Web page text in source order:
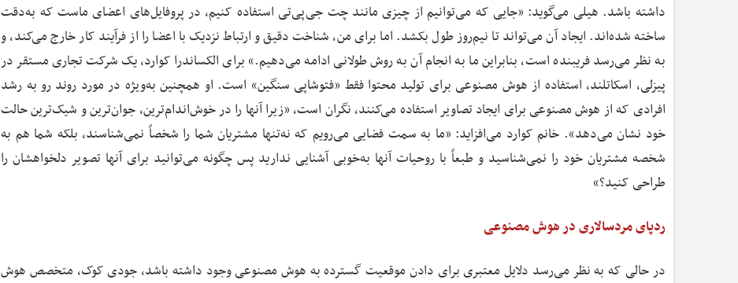
داشته باشد. هیلی می‌گوید: «جایی که می‌توانیم از چیزی مانند چت جی‌پی‌تی استفاده کنیم، در پروفایل‌های اعضای ماست که به‌دقت
ساخته شده‌اند. ایجاد آن می‌تواند تا نیم‌روز طول بکشد. اما برای من، شناخت دقیق و ارتباط نزدیک با اعضا را از فرآیند کار خارج می‌کند، و
به نظر می‌رسد فریبنده است، بنابراین ما به انجام آن به روش طولانی ادامه می‌دهیم.» برای الکساندرا کوارد، یک شرکت تجاری مستقر در
پیزلی، اسکاتلند، استفاده از هوش مصنوعی برای تولید محتوا فقط «فتوشاپی سنگین» است. او همچنین به‌ویژه در مورد روند رو به رشد
افرادی که از هوش مصنوعی برای ایجاد تصاویر استفاده می‌کنند، نگران است، «زیرا آنها را در خوش‌اندام‌ترین، جوان‌ترین و شیک‌ترین حالت
خود نشان می‌دهد». خانم کوارد می‌افزاید: «ما به سمت فضایی می‌رویم که نه‌تنها مشتریان شما را شخصاً نمی‌شناسند، بلکه شما هم به
شخصه مشتریان خود را نمی‌شناسید و طبعاً با روحیات آنها به‌خوبی آشنایی ندارید پس چگونه می‌توانید برای آنها تصویر دلخواهشان را
طراحی کنید؟»
ردپای مردسالاری در هوش مصنوعی
در حالی که به نظر می‌رسد دلایل معتبری برای دادن موقعیت گسترده به هوش مصنوعی وجود داشته باشد، جودی کوک، متخصص هوش